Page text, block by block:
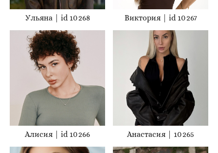
Ульяна | id 10 268 Виктория | id 10 267
Алисия | id 10 266 Анастасия | 10 265